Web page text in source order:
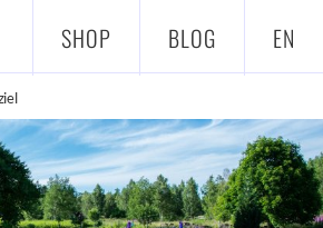
SHOP BLOG EN